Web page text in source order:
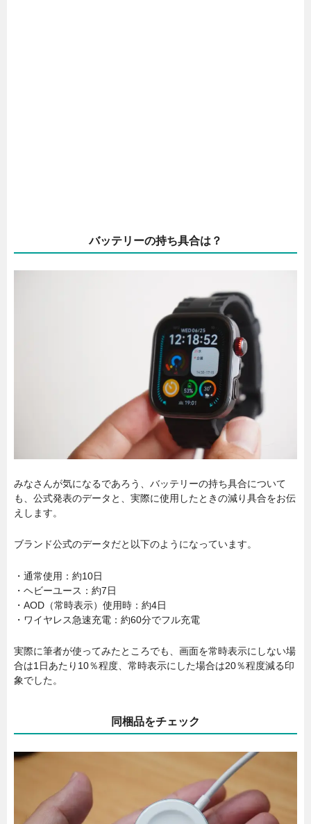
バッテリーの持ち具合は？
みなさんが気になるであろう、バッテリーの持ち具合について
も、公式発表のデータと、実際に使用したときの減り具合をお伝
えします。
ブランド公式のデータだと以下のようになっています。
・通常使用：約10日
・ヘビーユース：約7日
・AOD（常時表示）使用時：約4日
・ワイヤレス急速充電：約60分でフル充電
実際に筆者が使ってみたところでも、画面を常時表示にしない場
合は1日あたり10％程度、常時表示にした場合は20％程度減る印
象でした。
同梱品をチェック